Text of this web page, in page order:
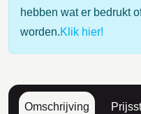
hebben wat er bedrukt
worden.Klik hier!
Omschrijving